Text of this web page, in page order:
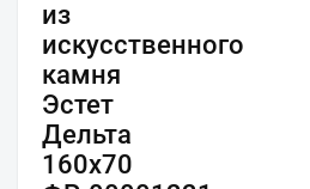
из
искусственного
камня
Эстет
Дельта
160х70